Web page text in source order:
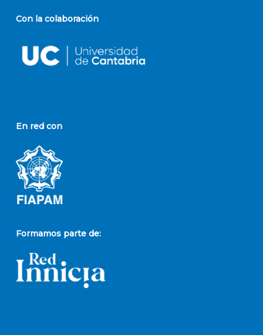
Con la colaboración
En red con
Formamos parte de: